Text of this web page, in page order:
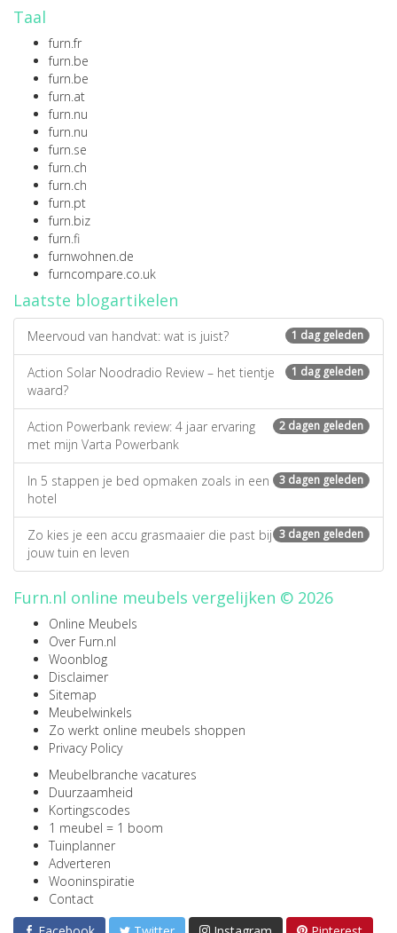
Taal
furn.fr
furn.be
furn.be
furn.at
furn.nu
furn.nu
furn.se
furn.ch
furn.ch
furn.pt
furn.biz
furn.fi
furnwohnen.de
furncompare.co.uk
Laatste blogartikelen
1 dag geleden
Meervoud van handvat: wat is juist?
1 dag geleden
Action Solar Noodradio Review – het tientje
waard?
2 dagen geleden
Action Powerbank review: 4 jaar ervaring
met mijn Varta Powerbank
3 dagen geleden
In 5 stappen je bed opmaken zoals in een
hotel
3 dagen geleden
Zo kies je een accu grasmaaier die past bij
jouw tuin en leven
Furn.nl online meubels vergelijken © 2026
Online Meubels
Over Furn.nl
Woonblog
Disclaimer
Sitemap
Meubelwinkels
Zo werkt online meubels shoppen
Privacy Policy
Meubelbranche vacatures
Duurzaamheid
Kortingscodes
1 meubel = 1 boom
Tuinplanner
Adverteren
Wooninspiratie
Contact